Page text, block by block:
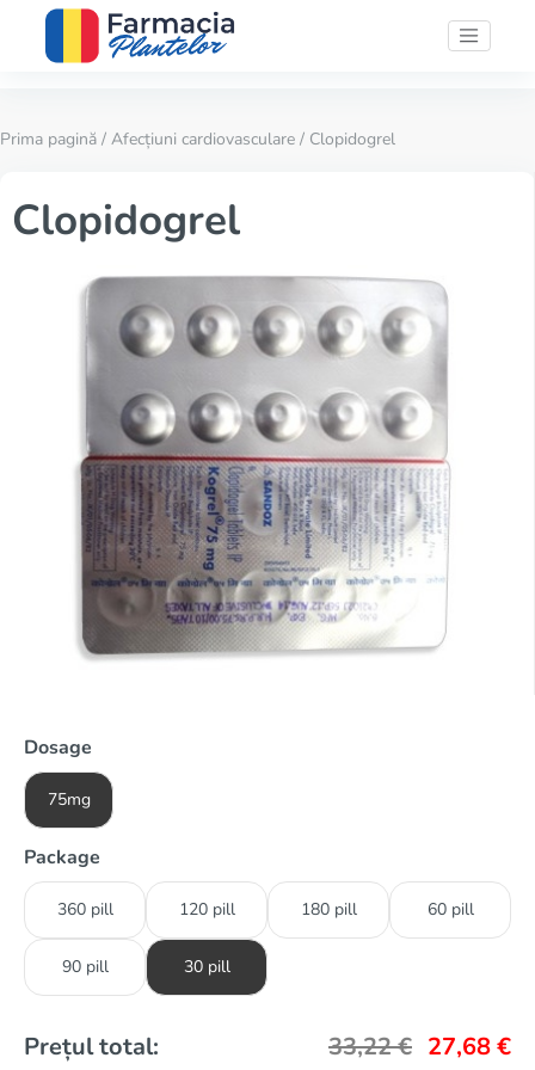
Prima pagină / Afecțiuni cardiovasculare / Clopidogrel
Clopidogrel
Dosage
75mg
Package
360 pill 120 pill 180 pill 60 pill
90 pill 30 pill
Prețul total: 33,22€ 27,68€